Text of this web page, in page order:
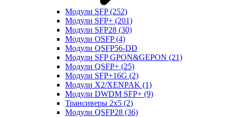
Модули SFP(252)
Модули SFP+ (201)
Модули SFP28 (30)
Модули OSFP(4)
Модули QSFP56-DD
Модули SFP GPON&GEPON (21)
Модули QSFP+ (25)
Модули SFP+16G (2)
Модули X2/XENPAK (1)
Модули DWDM SFP+ (9)
Трансиверы 2x5 (2)
Модули QSFP28 (36)